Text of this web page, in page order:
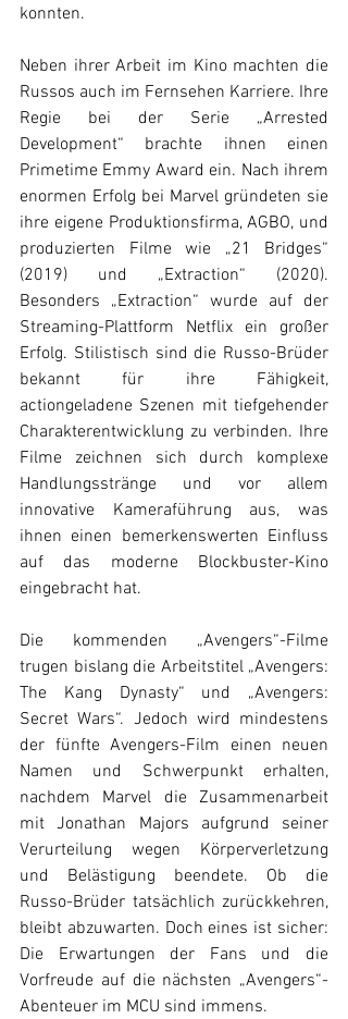
konnten.
Neben ihrer Arbeit im Kino machten die
Russos auch im Fernsehen Karriere. Ihre
Regie bei der Serie „Arrested
Development“ brachte ihnen einen
Primetime Emmy Award ein. Nach ihrem
enormen Erfolg bei Marvel gründeten sie
ihre eigene Produktionsfirma, AGBO, und
produzierten Filme wie „21 Bridges“
(2019) und „Extraction“ (2020).
Besonders „Extraction“ wurde auf der
Streaming-Plattform Netflix ein großer
Erfolg. Stilistisch sind die Russo-Brüder
bekannt für ihre Fähigkeit,
actiongeladene Szenen mit tiefgehender
Charakterentwicklung zu verbinden. Ihre
Filme zeichnen sich durch komplexe
Handlungsstränge und vor allem
innovative Kameraführung aus, was
ihnen einen bemerkenswerten Einfluss
auf das moderne Blockbuster-Kino
eingebracht hat.
Die kommenden „Avengers“-Filme
trugen bislang die Arbeitstitel „Avengers:
The Kang Dynasty“ und „Avengers:
Secret Wars“. Jedoch wird mindestens
der fünfte Avengers-Film einen neuen
Namen und Schwerpunkt erhalten,
nachdem Marvel die Zusammenarbeit
mit Jonathan Majors aufgrund seiner
Verurteilung wegen Körperverletzung
und Belästigung beendete. Ob die
Russo-Brüder tatsächlich zurückkehren,
bleibt abzuwarten. Doch eines ist sicher:
Die Erwartungen der Fans und die
Vorfreude auf die nächsten „Avengers“-
Abenteuer im MCU sind immens.